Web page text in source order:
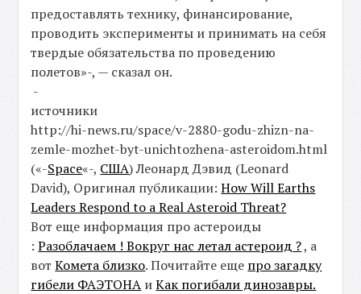
предоставлять технику, финансирование,
проводить эксперименты и принимать на себя
твердые обязательства по проведению
полетов»-, — сказал он.
-
источники
http://hi-news.ru/space/v-2880-godu-zhizn-na-
zemle-mozhet-byt-unichtozhena-asteroidom.html
(«-Space«-, США) Леонард Дэвид (Leonard
David), Оригинал публикации:How Will Earths
Leaders Respond to a Real Asteroid Threat?
Вот еще информация про астероиды
:Разоблачаем ! Вокруг нас летал астероид ?, а
вотКомета близко. Почитайте еще про загадку
гибели ФАЭТОНА иКак погибали динозавры.